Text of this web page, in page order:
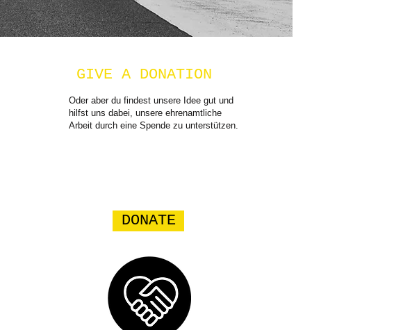
GIVE A DONATION
Oder aber du findest unsere Idee gut und
hilfst uns dabei, unsere ehrenamtliche
Arbeit durch eine Spende zu unterstützen.
DONATE